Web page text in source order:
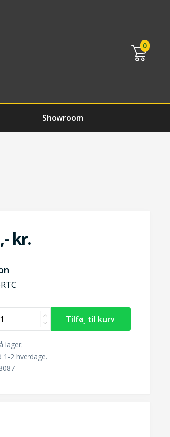
0
Showroom
kr.
lager.
1-2 hverdage.